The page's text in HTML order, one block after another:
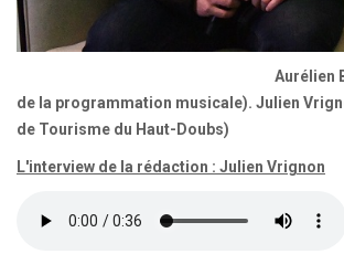
Aurélien
de la programmation musicale). Julien
de Tourisme du Haut-Doubs)
L'interview de la rédaction : Julien Vrignon